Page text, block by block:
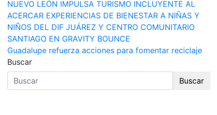
Navegación
de
entradas
NUEVO LEÓN IMPULSA TURISMO INCLUYENTE AL
ACERCAR EXPERIENCIAS DE BIENESTAR A NIÑAS Y
NIÑOS DEL DIF JUÁREZ Y CENTRO COMUNITARIO
SANTIAGO EN GRAVITY BOUNCE
Guadalupe refuerza acciones para fomentar reciclaje
Buscar
Buscar